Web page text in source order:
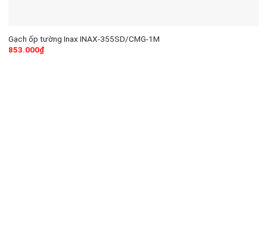
Gạch ốp tường Inax INAX-355SD/CMG-1M
853.000₫